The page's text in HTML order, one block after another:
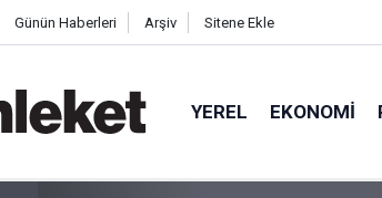
Günün Haberleri Arşiv Sitene Ekle
YEREL EKONOMI